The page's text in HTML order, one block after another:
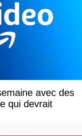
avec des
qui devrait